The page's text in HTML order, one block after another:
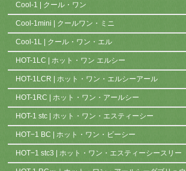
Cool-1 | クール・ワン
Cool-1mini | クールワン・ミニ
Cool-1L | クール・ワン・エル
HOT-1LC | ホット・ワン エルシー
HOT-1LCR | ホット・ワン・エルシーアール
HOT-1RC | ホット・ワン・アールシー
HOT-1 stc | ホット・ワン・エスティーシー
HOT−1 BC | ホット・ワン・ビーシー
HOT−1 stc3 | ホット・ワン・エスティーシースリー